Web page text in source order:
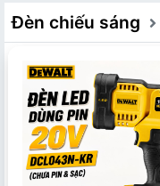
Đèn chiếu sáng